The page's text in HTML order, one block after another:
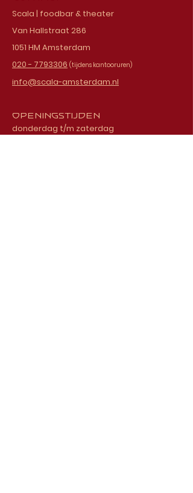
Scala | foodbar & theater
Van Hallstraat 286
1051 HM Amsterdam
020 - 7793306 (tijdens kantooruren)
info@scala-amsterdam.nl
Openingstijden
donderdag t/m zaterdag